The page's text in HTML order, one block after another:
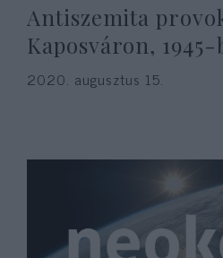
Antiszemita
Kaposváron, 1945-
2020. augusztus 15.